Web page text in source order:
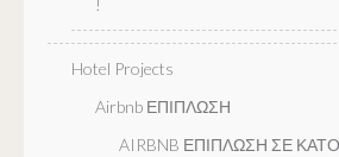
!
Hotel Projects
Airbnb ΕΠΙΠΛΩΣΗ
AIRBNB ΕΠΙΠΛΩΣΗ ΣΕ